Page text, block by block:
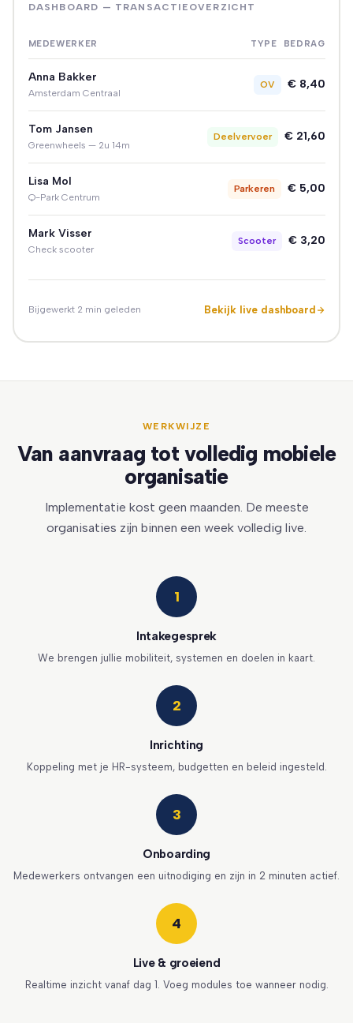
DASHBOARD — TRANSACTIEOVERZICHT
MEDEWERKER TYPE BEDRAG
Anna Bakker
Amsterdam Centraal
OV € 8,40
Tom Jansen
Greenwheels — 2u 14m
Deelvervoer € 21,60
Lisa Mol
Q-Park Centrum
Parkeren € 5,00
Mark Visser
Check scooter
Scooter € 3,20
Bijgewerkt 2 min geleden Bekijk live dashboard
WERKWIJZE
Van aanvraag tot volledig mobiele
organisatie
Implementatie kost geen maanden. De meeste
organisaties zijn binnen een week volledig live.
1
Intakegesprek
We brengen jullie mobiliteit, systemen en doelen in kaart.
2
Inrichting
Koppeling met je HR-systeem, budgetten en beleid ingesteld.
3
Onboarding
Medewerkers ontvangen een uitnodiging en zijn in 2 minuten actief.
4
Live & groeiend
Realtime inzicht vanaf dag 1. Voeg modules toe wanneer nodig.